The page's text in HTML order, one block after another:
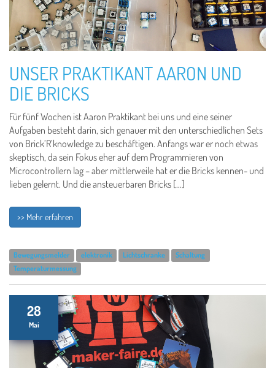
UNSER PRAKTIKANT AARON UND
DIE BRICKS
Für fünf Wochen ist Aaron Praktikant bei uns und eine seiner
Aufgaben besteht darin, sich genauer mit den unterschiedlichen Sets
von Brick’R’knowledge zu beschäftigen. Anfangs war er noch etwas
skeptisch, da sein Fokus eher auf dem Programmieren von
Microcontrollern lag – aber mittlerweile hat er die Bricks kennen- und
lieben gelernt. Und die ansteuerbaren Bricks […]
>> Mehr erfahren
Bewegungsmelder elektronik Lichtschranke
Schaltung
Temperaturmessung
28
Mai